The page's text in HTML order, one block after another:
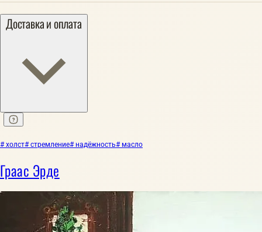
Доставка и оплата
# холст# стремление# надёжность# масло
Граас Эрде